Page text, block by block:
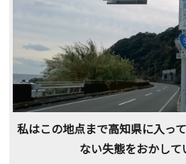
私はこの地点まで高知県に入っ
ない失態をおかして